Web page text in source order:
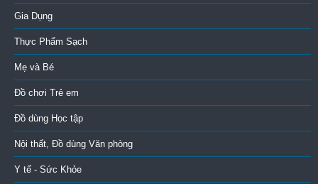
Gia Dụng
Thực Phẩm Sạch
Mẹ và Bé
Đồ chơi Trẻ em
Đồ dùng Học tập
Nội thất, Đồ dùng Văn phòng
Y tế - Sức Khỏe